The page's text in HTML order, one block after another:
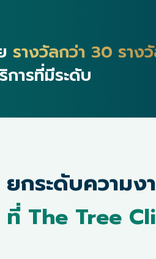
รางวัลกว่า 30 ราง
ารที่มีระดับ
ยกระดับความ
ที่ The Tree